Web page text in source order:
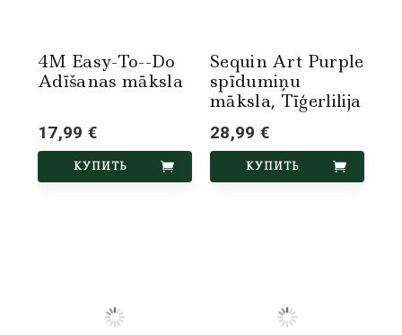
4M Easy-To--Do
Adīšanas māksla
17,99 €
КУПИТЬ
Sequin Art Purple
spīdumiņu
māksla, Tīģerlilija
28,99 €
КУПИТЬ